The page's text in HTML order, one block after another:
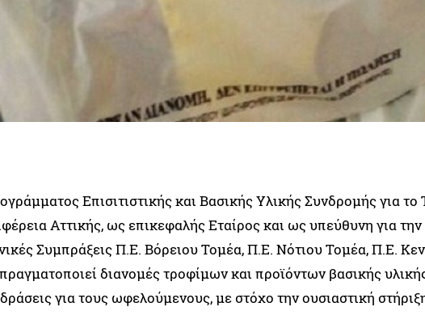
Επισιτιστικής και Βασικής Υλικής Συνδρομής για το
Αττικής, ως επικεφαλής Εταίρος και ως υπεύθυνη για την
Συμπράξεις Π.Ε. Βόρειου Τομέα, Π.Ε. Νότιου Τομέα, Π.Ε.
διανομές τροφίμων και προϊόντων βασικής
για τους ωφελούμενους, με στόχο την ουσιαστική